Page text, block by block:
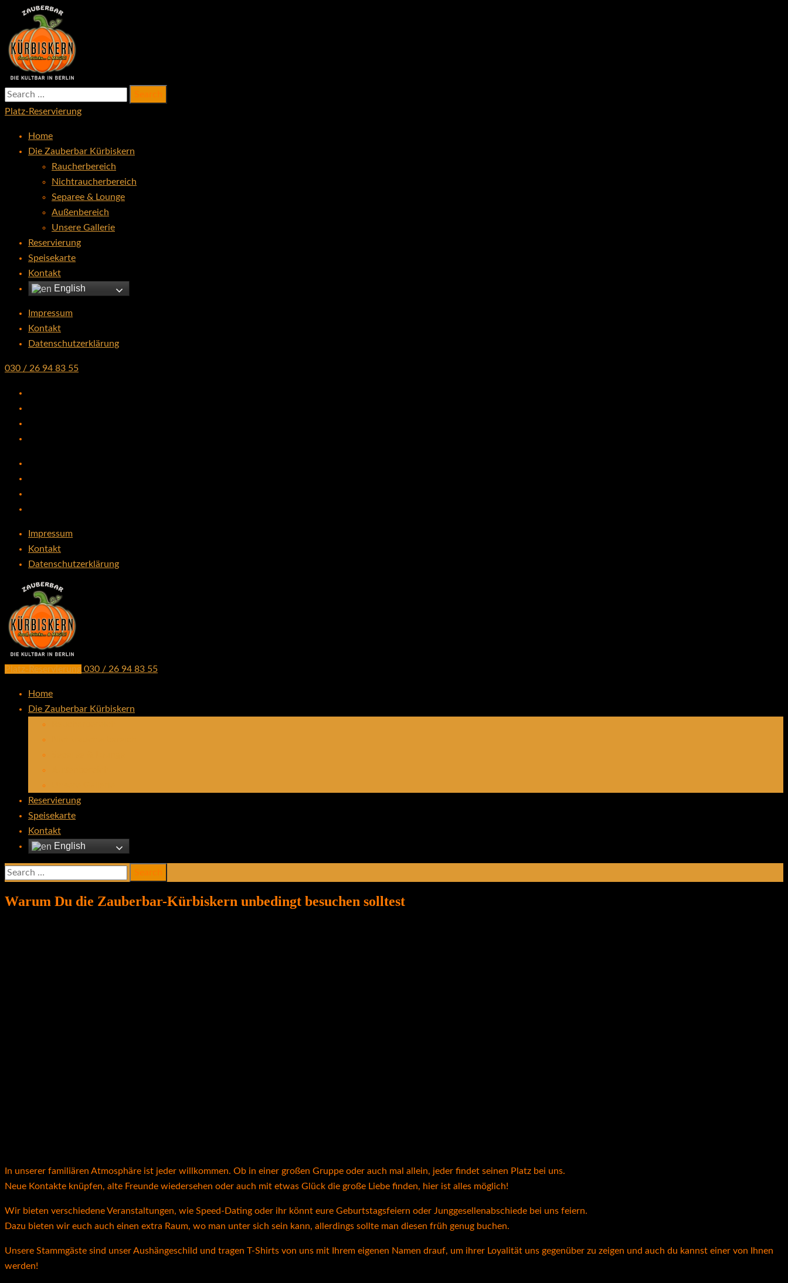
zauberbar-kuerbiskern.de
die Kultbar in Berlin seit 2002
Search
for:
Platz-Reservierung
Home
Die Zauberbar Kürbiskern
Raucherbereich
Nichtraucherbereich
Separee & Lounge
Außenbereich
Unsere Gallerie
Reservierung
Speisekarte
Kontakt
English
Impressum
Kontakt
Datenschutzerklärung
030 / 26 94 83 55
Impressum
Kontakt
Datenschutzerklärung
zauberbar-kuerbiskern.de
die Kultbar in Berlin seit 2002
Platz-Reservierung 030 / 26 94 83 55
Home
Die Zauberbar Kürbiskern
Reservierung
Speisekarte
Kontakt
English
Search
Warum Du die Zauberbar-Kürbiskern unbedingt besuchen solltest
In unserer familiären Atmosphäre ist jeder willkommen. Ob in einer großen Gruppe oder auch mal allein, jeder findet seinen Platz bei uns.
Neue Kontakte knüpfen, alte Freunde wiedersehen oder auch mit etwas Glück die große Liebe finden, hier ist alles möglich!
Wir bieten verschiedene Veranstaltungen, wie Speed-Dating oder ihr könnt eure Geburtstagsfeiern oder Junggesellenabschiede bei uns feiern.
Dazu bieten wir euch auch einen extra Raum, wo man unter sich sein kann, allerdings sollte man diesen früh genug buchen.
Unsere Stammgäste sind unser Aushängeschild und tragen T-Shirts von uns mit Ihrem eigenen Namen drauf, um ihrer Loyalität uns gegenüber zu zeigen und auch du kannst einer von Ihnen
werden!